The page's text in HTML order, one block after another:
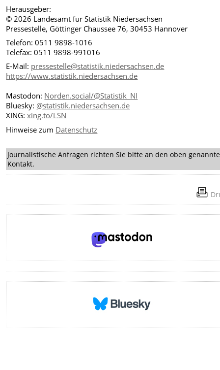
Herausgeber:
© 2026 Landesamt für Statistik Niedersachsen
Pressestelle, Göttinger Chaussee 76, 30453 Hannover
Telefon: 0511 9898-1016
Telefax: 0511 9898-991016
E-Mail: pressestelle@statistik.niedersachsen.de
https://www.statistik.niedersachsen.de
Mastodon: Norden.social/@Statistik_NI
Bluesky: @statistik.niedersachsen.de
XING:xing.to/LSN
Hinweise zum Datenschutz
Journalistische Anfragen richten Sie bitte an den oben
Kontakt.